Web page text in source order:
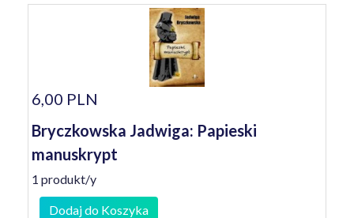
6,00 PLN
Bryczkowska Jadwiga: Papieski
manuskrypt
1 produkt/y
Dodaj do Koszyka